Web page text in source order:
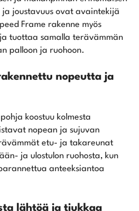
ja joustavuus ovat avaintekijä
Frame rakenne myös
tuottaa samalla terävämmän
palloon ja ruohoon.
nopeutta ja
koostuu kolmesta
nopean ja sujuvan
etu- ja takareunat
ja ulostulon ruohosta, kun
anteeksiantoa
lähtöä ja tiukkaa